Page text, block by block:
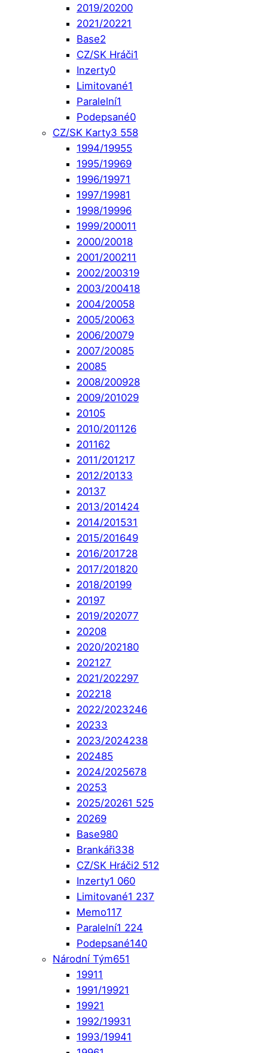
2019/20200
2021/20221
Base2
CZ/SK Hráči1
Inzerty0
Limitované1
Paralelní1
Podepsané0
CZ/SK Karty3 558
1994/19955
1995/19969
1996/19971
1997/19981
1998/19996
1999/200011
2000/20018
2001/200211
2002/200319
2003/200418
2004/20058
2005/20063
2006/20079
2007/20085
20085
2008/200928
2009/201029
20105
2010/201126
201162
2011/201217
2012/20133
20137
2013/201424
2014/201531
2015/201649
2016/201728
2017/201820
2018/20199
20197
2019/202077
20208
2020/202180
202127
2021/202297
202218
2022/2023246
20233
2023/2024238
202485
2024/2025678
20253
2025/20261 525
20269
Base980
Brankáři338
CZ/SK Hráči2 512
Inzerty1 060
Limitované1 237
Memo117
Paralelní1 224
Podepsané140
Národní Tým651
19911
1991/19921
19921
1992/19931
1993/19941